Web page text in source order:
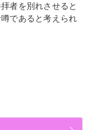
者を別れさせると
であると考えられ